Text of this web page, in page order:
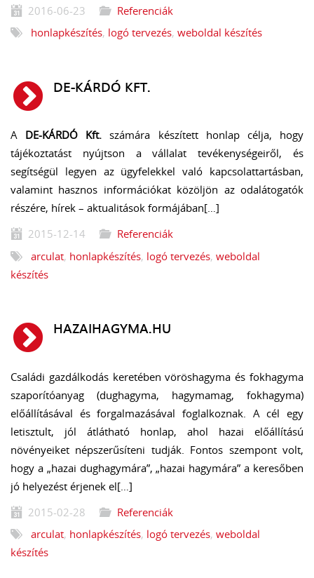
2016-06-23
Referenciák
honlapkészítés, logó tervezés, weboldal készítés
DE-KÁRDÓ KFT.
A DE-KÁRDÓ Kft. számára készített honlap célja, hogy
tájékoztatást nyújtson a vállalat tevékenységeiről, és
segítségül legyen az ügyfelekkel való kapcsolattartásban,
valamint hasznos információkat közöljön az odalátogatók
részére, hírek – aktualitások formájában[…]
2015-12-14
Referenciák
arculat, honlapkészítés, logó tervezés, weboldal
készítés
HAZAIHAGYMA.HU
Családi gazdálkodás keretében vöröshagyma és fokhagyma
szaporítóanyag (dughagyma, hagymamag, fokhagyma)
előállításával és forgalmazásával foglalkoznak. A cél egy
letisztult, jól átlátható honlap, ahol hazai előállítású
növényeiket népszerűsíteni tudják. Fontos szempont volt,
hogy a „hazai dughagymára”, „hazai hagymára” a keresőben
jó helyezést érjenek el[…]
2015-02-28
Referenciák
arculat, honlapkészítés, logó tervezés, weboldal
készítés